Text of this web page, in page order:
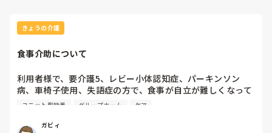
きょうの介護
食事介助について
利用者様で、要介護5、レビー小体認知症、パーキンソン
病、車椅子使用、失語症の方で、食事が自立が難しくなって
来ました。ご飯を、おにぎりにして、ご自分で手づかみで食
す。食べられる時とスプーンを使っても難しい時がありま
ユニット型特養 グループホーム ケア
ガビィ